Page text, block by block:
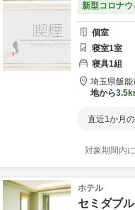
新型コロナウ
個室
寝室1室
寝具1組
埼玉県飯能
地から
直近1か月
対象期間内
ホテル
セミダブ